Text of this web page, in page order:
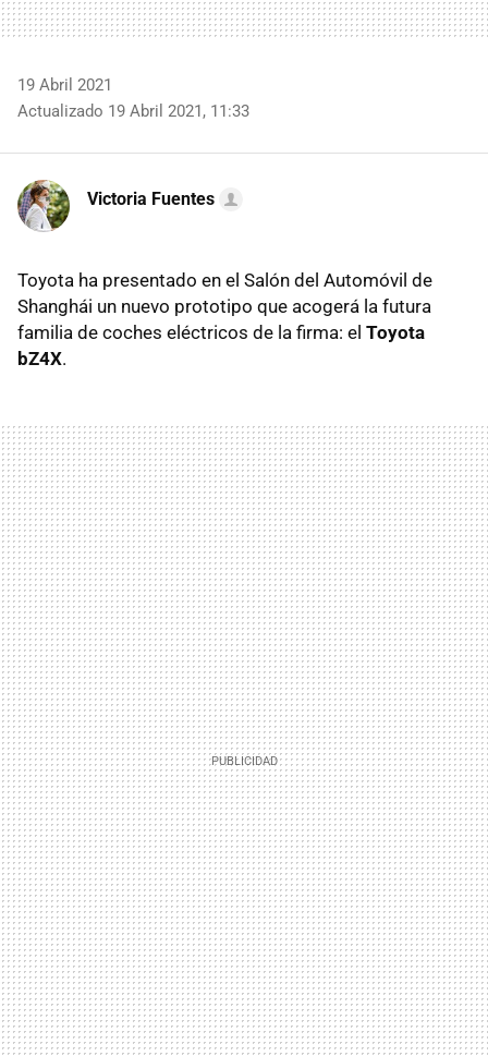
19 Abril 2021
Actualizado 19 Abril 2021, 11:33
Victoria Fuentes
Toyota ha presentado en el Salón del Automóvil de
Shanghái un nuevo prototipo que acogerá la futura
familia de coches eléctricos de la firma: el Toyota
bZ4X.